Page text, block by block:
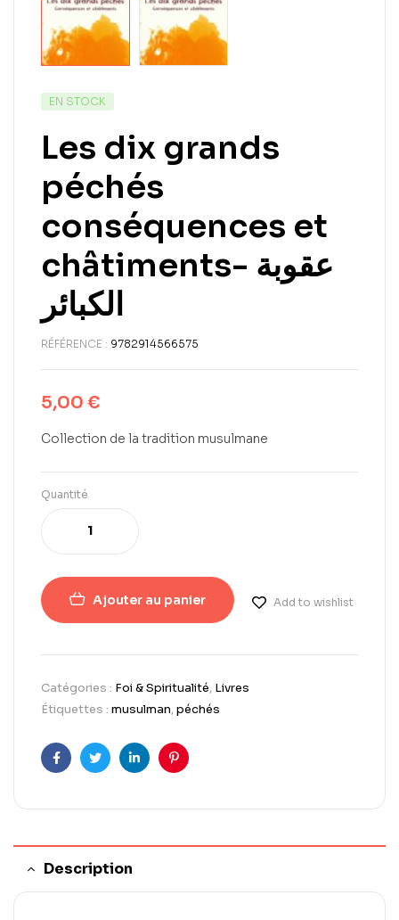
EN STOCK
Les dix grands
péchés
conséquences et
châtiments- عقوبة
الكبائر
RÉFÉRENCE : 9782914566575
5,00 €
Collection de la tradition musulmane
Quantité
Ajouter au panier Add to wishlist
Catégories : Foi & Spiritualité, Livres
Étiquettes : musulman,péchés
FacebookTwitterLinkedInPinterest
Description